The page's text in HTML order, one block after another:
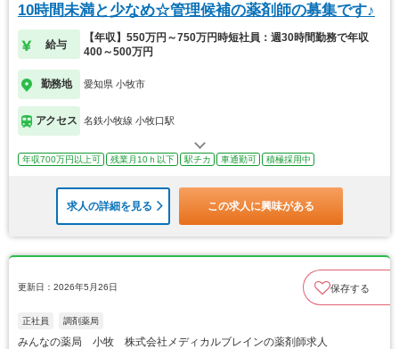
10時間未満と少なめ☆管理候補の薬剤師の募集です♪
給与
【年収】550万円～750万円時短社員：週30時間勤務で年収
400～500万円
勤務地 愛知県 小牧市
アクセス 名鉄小牧線 小牧口駅
年収700万円以上可 残業月10ｈ以下 駅チカ 車通勤可 積極採用中
求人の詳細を見る この求人に興味がある
更新日：2026年5月26日 保存する
正社員 調剤薬局
みんなの薬局 小牧 株式会社メディカルブレインの薬剤師求人